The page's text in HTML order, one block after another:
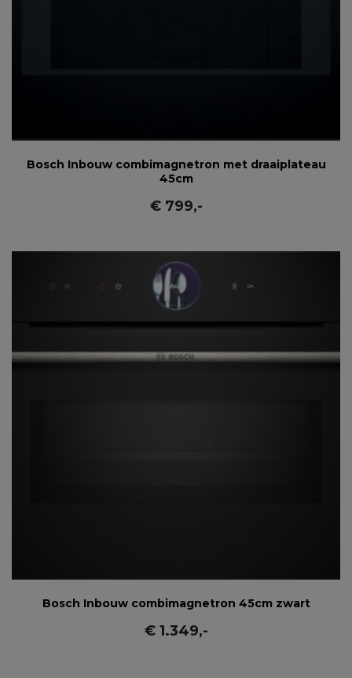
Bosch Inbouw combimagnetron met draaiplateau
45cm
€799,-
Bosch Inbouw combimagnetron 45cm zwart
€1.349,-